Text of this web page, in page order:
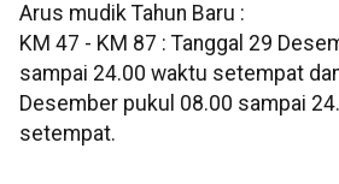
Arus mudik Tahun Baru :
KM 47 - KM 87 : Tanggal 29
sampai 24.00 waktu setempat
Desember pukul 08.00 sampai
setempat.